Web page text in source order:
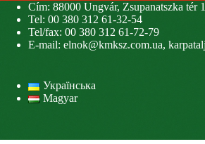
Cím: 88000 Ungvár, Zsupanatszka tér
Tel: 00 380 312 61-32-54
Tel/fax: 00 380 312 61-72-79
E-mail: elnok@kmksz.com.ua,
Українська
Magyar